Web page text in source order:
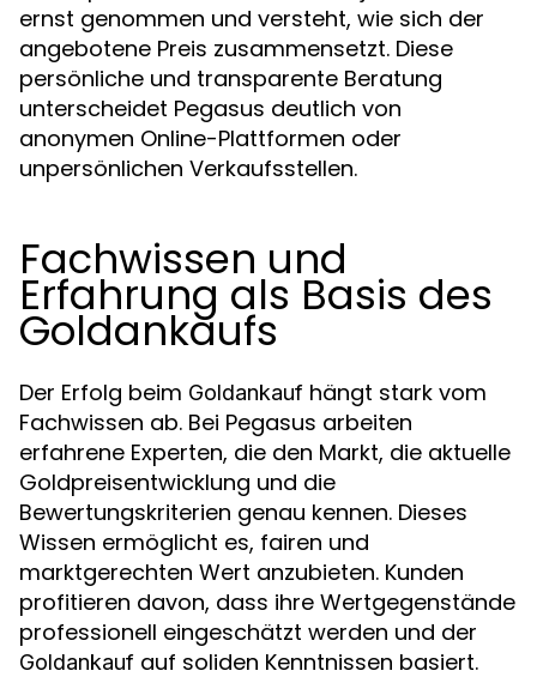
ernst genommen und versteht, wie sich der
angebotene Preis zusammensetzt. Diese
persönliche und transparente Beratung
unterscheidet Pegasus deutlich von
anonymen Online-Plattformen oder
unpersönlichen Verkaufsstellen.
Fachwissen und
Erfahrung als Basis des
Goldankaufs
Der Erfolg beim Goldankauf hängt stark vom
Fachwissen ab. Bei Pegasus arbeiten
erfahrene Experten, die den Markt, die aktuelle
Goldpreisentwicklung und die
Bewertungskriterien genau kennen. Dieses
Wissen ermöglicht es, fairen und
marktgerechten Wert anzubieten. Kunden
profitieren davon, dass ihre Wertgegenstände
professionell eingeschätzt werden und der
Goldankauf auf soliden Kenntnissen basiert.